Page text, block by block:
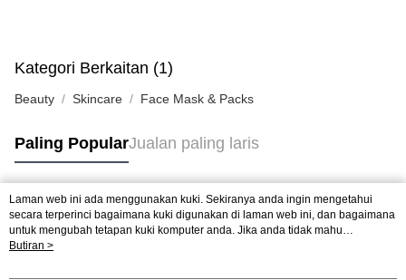
Kategori Berkaitan (1)
Beauty Skincare Face Mask & Packs
Paling PopularJualan paling laris
Tag Popular
Jualan paling laris
Laman web ini ada menggunakan kuki. Sekiranya anda ingin mengetahui
secara terperinci bagaimana kuki digunakan di laman web ini, dan bagaimana
untuk mengubah tetapan kuki komputer anda. Jika anda tidak mahu
menggunakan kuki di komputer anda, sila rujuk penerangan mengenai kuki.
mengetahui secara terperinci bagaimana kuki digunakan di laman web ini,
Butiran >